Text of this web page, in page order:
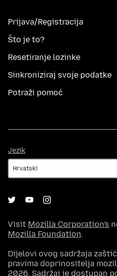
Prijava/Registracija
Što je to?
Resetiranje lozinke
Sinkroniziraj svoje podatke
Potraži pomoć
Jezik
Visit Mozilla Corporation's
Mozilla Foundation.
Dijelovi ovog sadržaja
pravima doprinositelja
2026. Sadržaj je dostupan